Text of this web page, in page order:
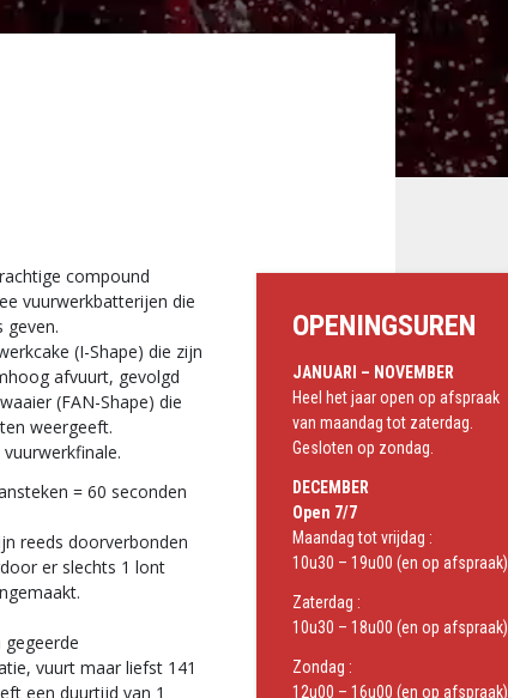
OPENINGSUREN
JANUARI – NOVEMBER
Heel het jaar open op afspraak
van maandag tot zaterdag.
Gesloten op zondag.
DECEMBER
Open 7/7
Maandag tot vrijdag :
10u30 – 19u00 (en op afspraak)
Zaterdag :
10u30 – 18u00 (en op afspraak)
Zondag :
12u00 – 16u00 (en op afspraak)
compound
vuurwerkbatterijen die
geven.
(I-Shape) die zijn
afvuurt, gevolgd
(FAN-Shape) die
weergeeft.
= 60 seconden
reeds doorverbonden
er slechts 1 lont
gegeerde
vuurt maar liefst 141
een duurtijd van 1